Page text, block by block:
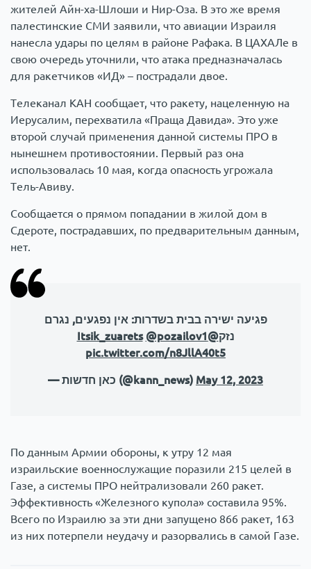
жителей Айн-ха-Шлоши и Нир-Оза. В это же время
палестинские СМИ заявили, что авиации Израиля
нанесла удары по целям в районе Рафака. В ЦАХАЛе в
свою очередь уточнили, что атака предназначалась
для ракетчиков «ИД» – пострадали двое.
Телеканал КАН сообщает, что ракету, нацеленную на
Иерусалим, перехватила «Праща Давида». Это уже
второй случай применения данной системы ПРО в
нынешнем противостоянии. Первый раз она
использовалась 10 мая, когда опасность угрожала
Тель-Авиву.
Сообщается о прямом попадании в жилой дом в
Сдероте, пострадавших, по предварительным данным,
нет.
פגיעה ישירה בבית בשדרות: אין נפגעים, נגרם
נזק@Itsik_zuarets
@pozailov1
pic.twitter.com/n8JllA40t5
— כאן חדשות (@kann_news) May 12, 2023
По данным Армии обороны, к утру 12 мая
израильские военнослужащие поразили 215 целей в
Газе, а системы ПРО нейтрализовали 260 ракет.
Эффективность «Железного купола» составила 95%.
Всего по Израилю за эти дни запущено 866 ракет, 163
из них потерпели неудачу и разорвались в самой Газе.